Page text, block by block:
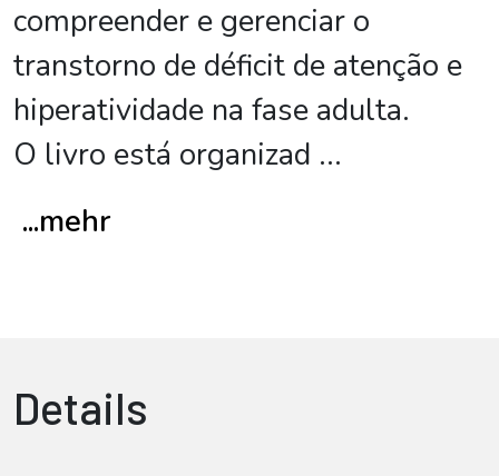
compreender e gerenciar o
transtorno de déficit de atenção e
hiperatividade na fase adulta.
O livro está organizad ...
...mehr
Details